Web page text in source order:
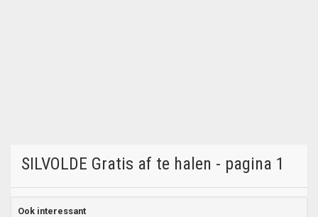
SILVOLDE Gratis af te halen - pagina 1
Ook interessant